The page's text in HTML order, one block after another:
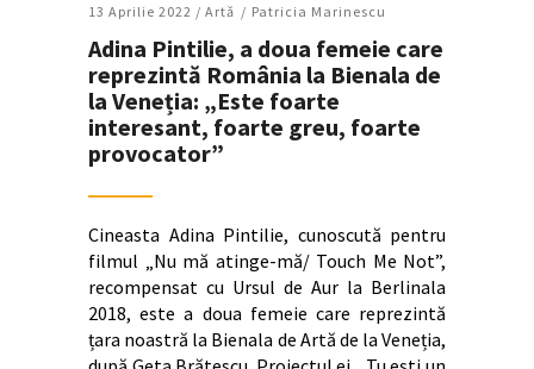
13 Aprilie 2022 / Artǎ Patricia Marinescu
Adina Pintilie, a doua femeie care
reprezintă România la Bienala de
la Veneția: „Este foarte
interesant, foarte greu, foarte
provocator”
Cineasta Adina Pintilie, cunoscută pentru
filmul „Nu mă atinge-mă/ Touch Me Not”,
recompensat cu Ursul de Aur la Berlinala
2018, este a doua femeie care reprezintă
țara noastră la Bienala de Artă de la Veneția,